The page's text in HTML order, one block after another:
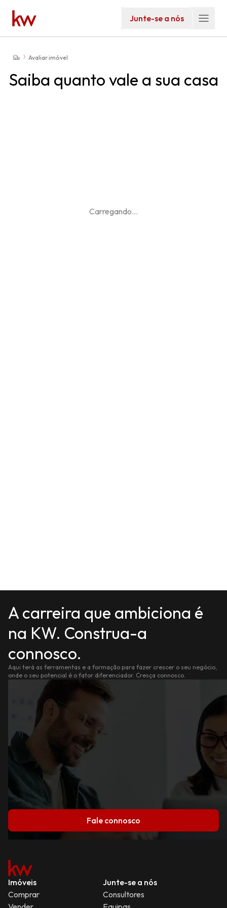
Junte-se a nós
Avaliar imóvel
Saiba quanto vale a sua casa
Carregando...
A carreira que ambiciona é
na KW. Construa-a
connosco.
Aqui terá as ferramentas e a formação para fazer crescer o seu negócio,
onde o seu potencial é o fator diferenciador. Cresça connosco.
Fale connosco
Imóveis
Comprar
Junte-se a nós
Consultores